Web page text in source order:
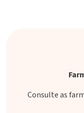
Consulte as